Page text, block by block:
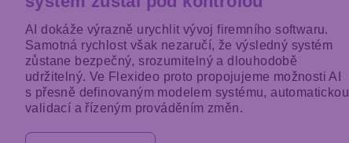
AI dokáže výrazně urychlit vývoj firemního softwaru.
Samotná rychlost však nezaručí, že výsledný systém
zůstane bezpečný, srozumitelný a dlouhodobě
udržitelný. Ve Flexideo proto propojujeme možnosti AI
s přesně definovaným modelem systému, automatickou
validací a řízeným prováděním změn.